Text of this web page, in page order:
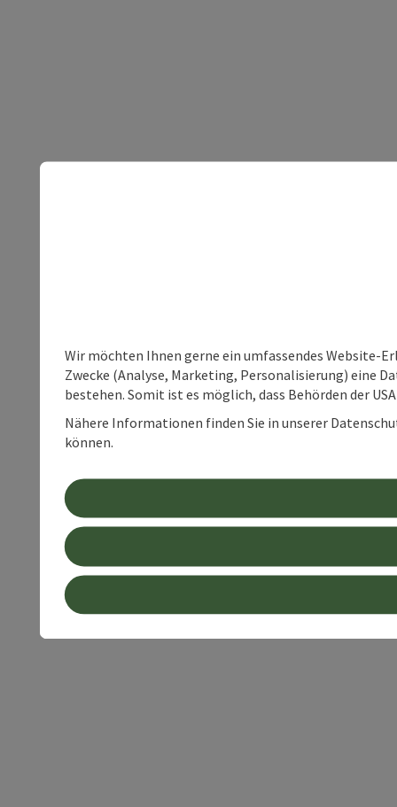
Wir möchten Ihnen gerne ein umfassendes Website-
Zwecke (Analyse, Marketing, Personalisierung) eine
bestehen. Somit ist es möglich, dass Behörden der
Nähere Informationen finden Sie in unserer
können.